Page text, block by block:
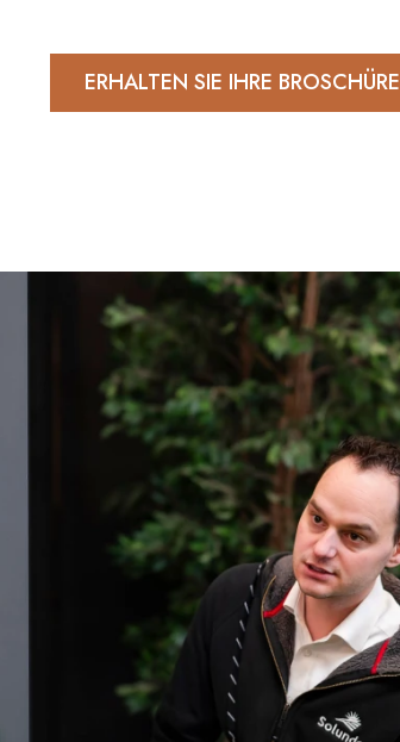
ERHALTEN SIE IHRE BROSCHÜRE